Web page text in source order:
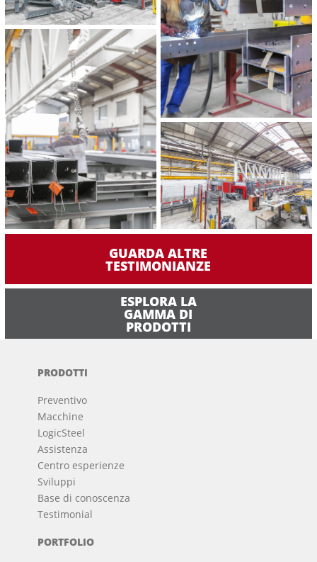
GUARDA ALTRE
TESTIMONIANZE
ESPLORA LA
GAMMA DI
PRODOTTI
PRODOTTI
Preventivo
Macchine
LogicSteel
Assistenza
Centro esperienze
Sviluppi
Base di conoscenza
Testimonial
PORTFOLIO